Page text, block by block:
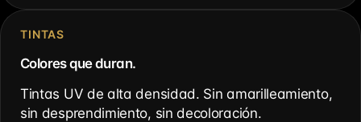
TINTAS
Colores que duran.
Tintas UV de alta densidad. Sin amarilleamiento,
sin desprendimiento, sin decoloración.